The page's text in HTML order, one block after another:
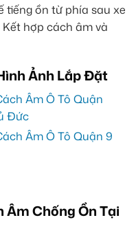
tiếng ồn từ phía sau xe
hợp cách âm và
Ảnh Lắp Đặt
Âm Chống Ồn Tại